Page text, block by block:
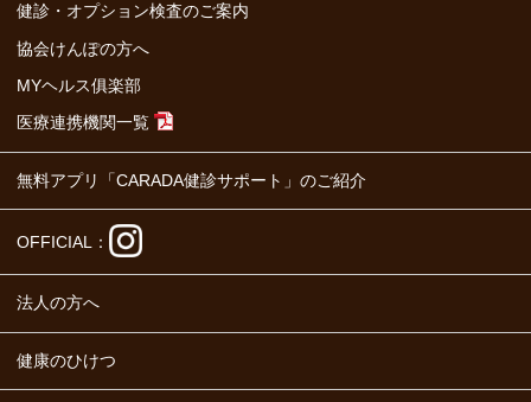
健診・オプション検査のご案内
協会けんぽの方へ
MYヘルス俱楽部
医療連携機関一覧
無料アプリ「CARADA健診サポート」のご紹介
OFFICIAL：
法人の方へ
健康のひけつ